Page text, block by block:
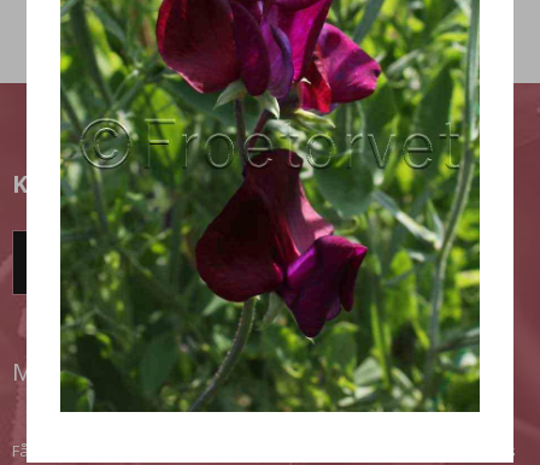
KUNDEKLUB
TILMELD DIG HER!
MODTAG VORES NYHEDSBREV
Få de seneste nyheder, opnå rabatter, få gode tips. Meld dig til vores